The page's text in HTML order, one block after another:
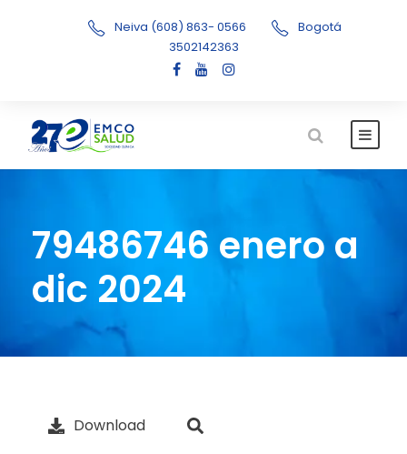
Neiva (608) 863- 0566
Bogotá
3502142363
79486746 enero a
dic 2024
Download